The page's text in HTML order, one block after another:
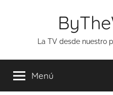
La TV desde nuestro
Menú